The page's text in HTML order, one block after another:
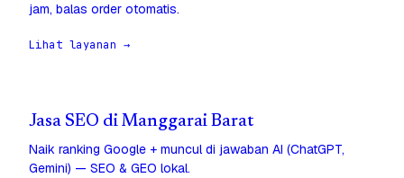
jam, balas order otomatis.
Lihat layanan →
Jasa SEO di Manggarai Barat
Naik ranking Google + muncul di jawaban AI (ChatGPT,
Gemini) — SEO & GEO lokal.